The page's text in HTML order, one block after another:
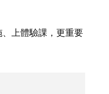
上體驗課，更重要